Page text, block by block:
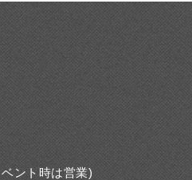
ント時は営業)